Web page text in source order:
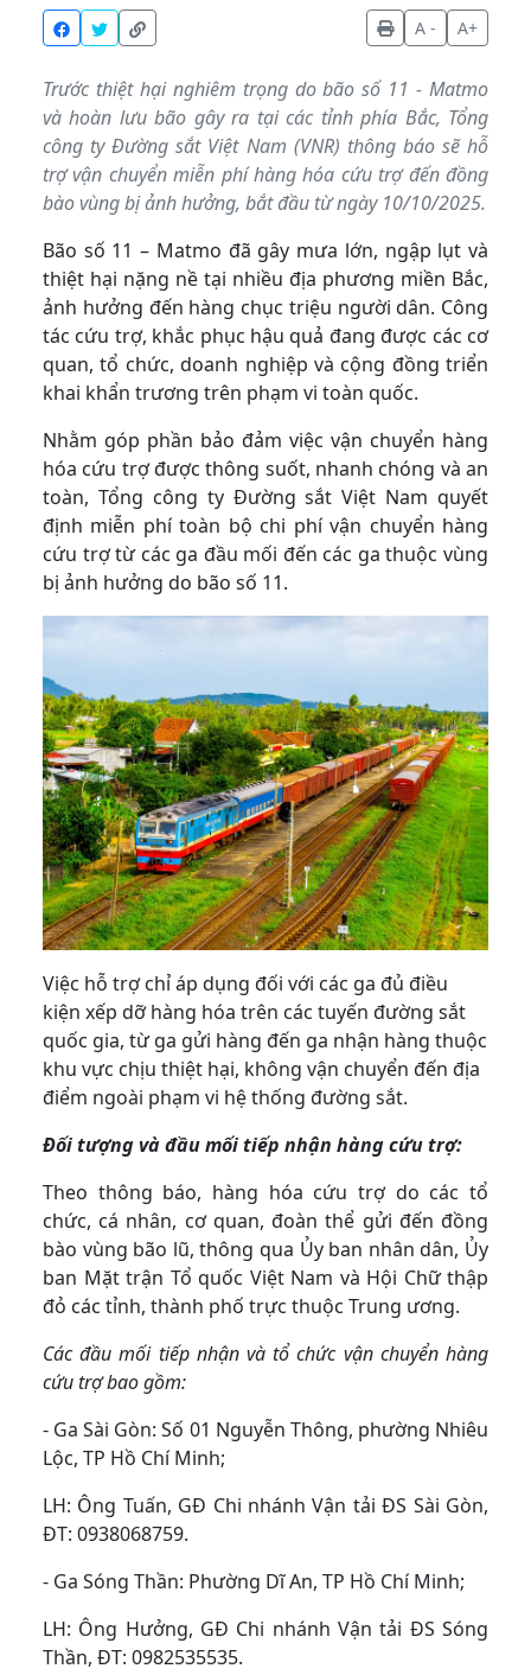
A -
A+
Trước thiệt hại nghiêm trọng do bão số 11 - Matmo
và hoàn lưu bão gây ra tại các tỉnh phía Bắc, Tổng
công ty Đường sắt Việt Nam (VNR) thông báo sẽ hỗ
trợ vận chuyển miễn phí hàng hóa cứu trợ đến đồng
bào vùng bị ảnh hưởng, bắt đầu từ ngày 10/10/2025.
Bão số 11 – Matmo đã gây mưa lớn, ngập lụt và
thiệt hại nặng nề tại nhiều địa phương miền Bắc,
ảnh hưởng đến hàng chục triệu người dân. Công
tác cứu trợ, khắc phục hậu quả đang được các cơ
quan, tổ chức, doanh nghiệp và cộng đồng triển
khai khẩn trương trên phạm vi toàn quốc.
Nhằm góp phần bảo đảm việc vận chuyển hàng
hóa cứu trợ được thông suốt, nhanh chóng và an
toàn, Tổng công ty Đường sắt Việt Nam quyết
định miễn phí toàn bộ chi phí vận chuyển hàng
cứu trợ từ các ga đầu mối đến các ga thuộc vùng
bị ảnh hưởng do bão số 11.
Việc hỗ trợ chỉ áp dụng đối với các ga đủ điều
kiện xếp dỡ hàng hóa trên các tuyến đường sắt
quốc gia, từ ga gửi hàng đến ga nhận hàng thuộc
khu vực chịu thiệt hại, không vận chuyển đến địa
điểm ngoài phạm vi hệ thống đường sắt.
Đối tượng và đầu mối tiếp nhận hàng cứu trợ:
Theo thông báo, hàng hóa cứu trợ do các tổ
chức, cá nhân, cơ quan, đoàn thể gửi đến đồng
bào vùng bão lũ, thông qua Ủy ban nhân dân, Ủy
ban Mặt trận Tổ quốc Việt Nam và Hội Chữ thập
đỏ các tỉnh, thành phố trực thuộc Trung ương.
Các đầu mối tiếp nhận và tổ chức vận chuyển hàng
cứu trợ bao gồm:
- Ga Sài Gòn: Số 01 Nguyễn Thông, phường Nhiêu
Lộc, TP Hồ Chí Minh;
LH: Ông Tuấn, GĐ Chi nhánh Vận tải ĐS Sài Gòn,
ĐT: 0938068759.
- Ga Sóng Thần: Phường Dĩ An, TP Hồ Chí Minh;
LH: Ông Hưởng, GĐ Chi nhánh Vận tải ĐS Sóng
Thần, ĐT: 0982535535.